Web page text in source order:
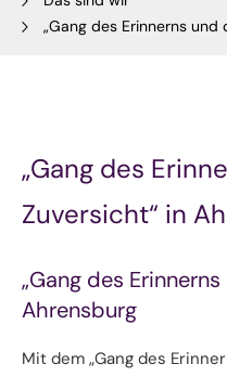
„Gang des Erinnerns und
„Gang des
Zuversicht“ in
„Gang des
Ahrensburg
Mit dem „Gang des